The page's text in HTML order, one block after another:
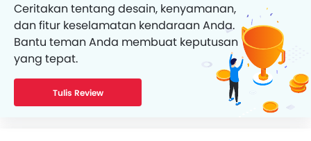
Ceritakan tentang desain, kenyamanan,
dan fitur keselamatan kendaraan Anda.
Bantu teman Anda membuat keputusan
yang tepat.
Tulis Review